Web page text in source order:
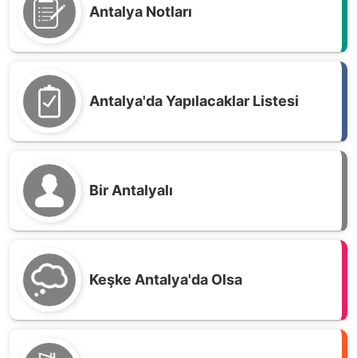
Antalya Notları
Antalya'da Yapılacaklar Listesi
Bir Antalyalı
Keşke Antalya'da Olsa